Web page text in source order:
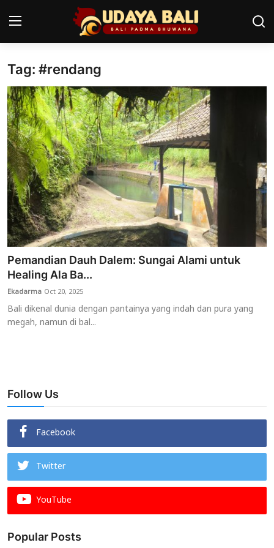
Home
Pura
Desa Adat
Tradisi
Kearifan lokal
Alam Bali
Seni
Kisah
Usadha
Indonesia
Tag: #rendang
Pemandian Dauh Dalem: Sungai Alami untuk
Healing Ala Ba...
Ekadarma Oct 20, 2025
Bali dikenal dunia dengan pantainya yang indah dan pura yang
megah, namun di bal...
Follow Us
Facebook
Twitter
YouTube
Popular Posts